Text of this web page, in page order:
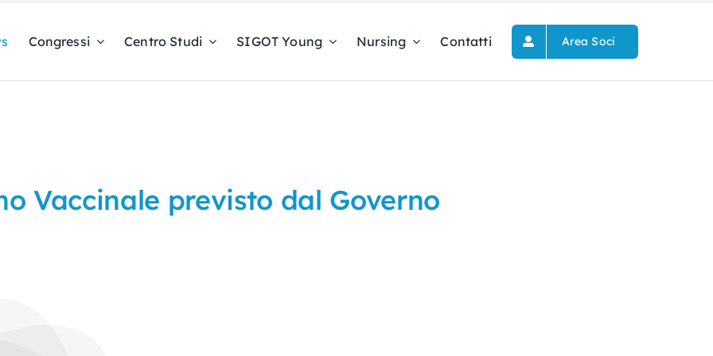
Congressi Centro Studi SIGOT Young Nursing Contatti Area Soci
Vaccinale previsto dal Governo